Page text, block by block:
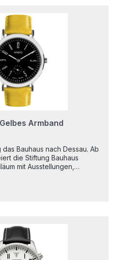
Uhrzeit. Die Anordnung der
folgen der Funktion der Uhr.
mit seiner dezentralen Lage
poliert, Ø 35 mm, 5 atm
Innern tickt ein
1069 mit dezentraler
abgestimmte rote
Uhr einen besonderen
wurde entworfen und
ARISTO in
Armband
Bauhaus nach Dessau. Ab
die Stiftung Bauhaus
mit Ausstellungen,
präsentiert ARISTO das
„DESSAU“ – eine
Uhrzeit. Die Anordnung der
folgen der Funktion der Uhr.
mit seiner dezentralen Lage